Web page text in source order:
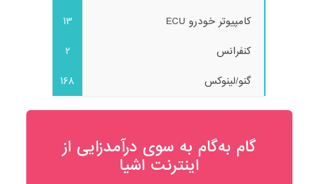
کامپیوتر خودرو ECU
13
کنفرانس
2
گنو/لینوکس
168
گام به‌گام به‌ سوی درآمدزایی از
اینترنت اشیا